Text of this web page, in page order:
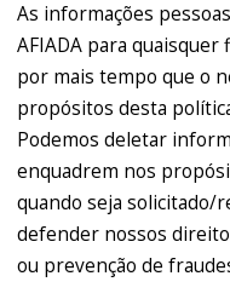
As informações
AFIADA para
por mais tempo que o
propósitos desta
Podemos deletar
enquadrem nos
quando seja solicitado/
defender nossos
ou prevenção de